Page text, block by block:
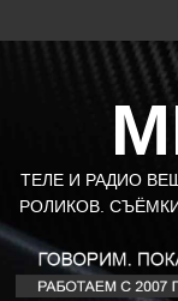
ТЕЛЕ И РАДИО
РОЛИКОВ.